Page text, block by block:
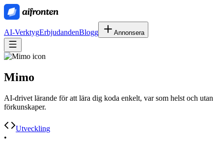
AI-VerktygErbjudandenBlogg Annonsera
Mimo
AI-drivet lärande för att lära dig koda enkelt, var som helst och utan
förkunskaper.
Utveckling
•